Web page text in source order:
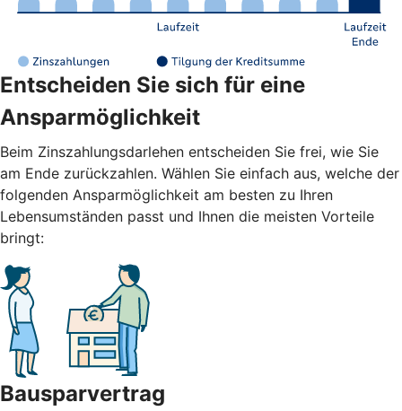
Entscheiden Sie sich für eine
Ansparmöglichkeit
Beim Zinszahlungsdarlehen entscheiden Sie frei, wie Sie
am Ende zurückzahlen. Wählen Sie einfach aus, welche der
folgenden Ansparmöglichkeit am besten zu Ihren
Lebensumständen passt und Ihnen die meisten Vorteile
bringt:
Bausparvertrag